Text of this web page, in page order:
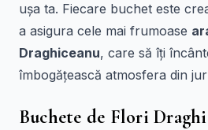
ușa ta. Fiecare buchet este
a asigura cele mai frumoase
Draghiceanu, care să îți
îmbogățească atmosfera din
Buchete de Flori